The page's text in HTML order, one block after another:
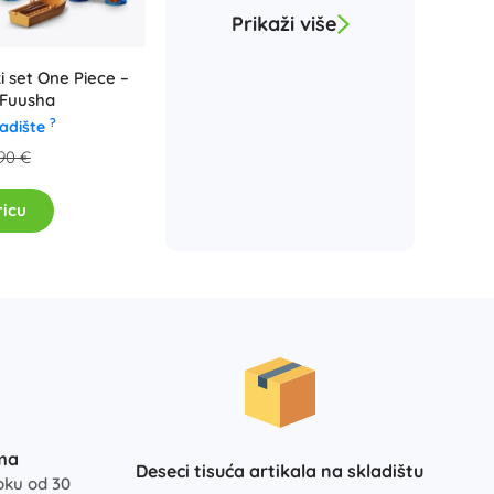
set One Piece –
?
€
Prikaži više
od 30
Deseci tisuća artikala na skladištu